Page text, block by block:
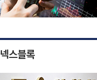
넥스블록